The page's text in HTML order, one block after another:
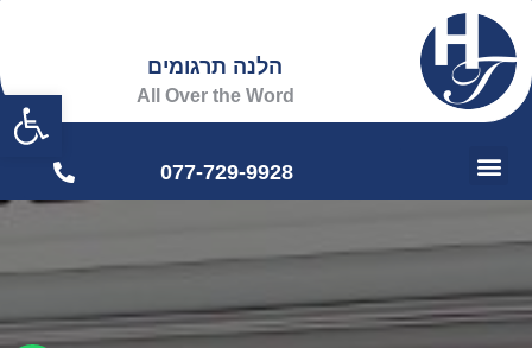
הלנה תרגומים
All Over the Word
077-729-9928